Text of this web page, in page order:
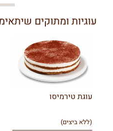
עוגיות ומתוקים
עוגת טירמיסו
(ללא ביצים)